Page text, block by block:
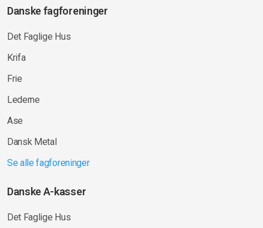
Danske fagforeninger
Det Faglige Hus
Krifa
Frie
Lederne
Ase
Dansk Metal
Se alle fagforeninger
Danske A-kasser
Det Faglige Hus